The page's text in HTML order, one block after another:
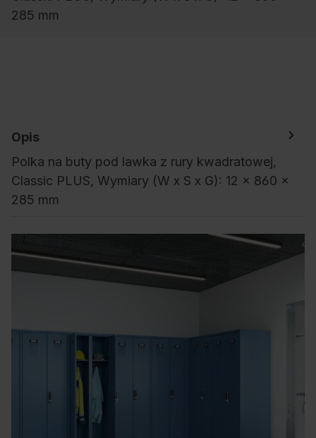
285 mm
Opis
Polka na buty pod lawka z rury kwadratowej,
Classic PLUS, Wymiary (W x S x G): 12 x 860 x
285 mm